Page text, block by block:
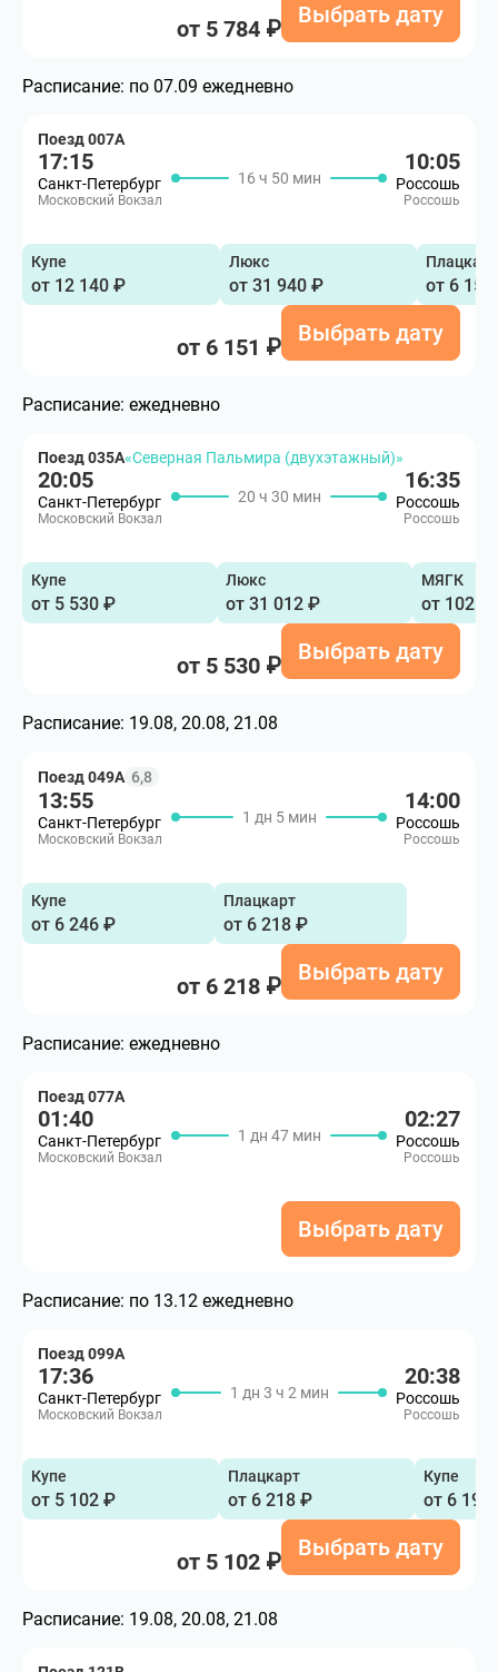
от 5 784 ₽
Выбрать дату
Расписание: по 07.09 ежедневно
Поезд 007А
17:15
Санкт-Петербург
Московский Вокзал
16 ч 50 мин
10:05
Россошь
Россошь
Купе
от 12 140 ₽
Люкс
от 31 940 ₽
Плацкарт
от 6
от 6 151 ₽
Выбрать дату
Расписание: ежедневно
Поезд 035А«Северная Пальмира (двухэтажный)»
20:05
Санкт-Петербург
Московский Вокзал
20 ч 30 мин
16:35
Россошь
Россошь
Купе
от 5 530 ₽
Люкс
от 31 012 ₽
МЯГК
от 102
от 5 530 ₽
Выбрать дату
Расписание: 19.08, 20.08, 21.08
Поезд 049А 6,8
13:55
Санкт-Петербург
Московский Вокзал
1 дн 5 мин
14:00
Россошь
Россошь
Купе
от 6 246 ₽
Плацкарт
от 6 218 ₽
от 6 218 ₽
Выбрать дату
Расписание: ежедневно
Поезд 077А
01:40
Санкт-Петербург
Московский Вокзал
1 дн 47 мин
02:27
Россошь
Россошь
Выбрать дату
Расписание: по 13.12 ежедневно
Поезд 099А
17:36
Санкт-Петербург
Московский Вокзал
1 дн 3 ч 2 мин
20:38
Россошь
Россошь
Купе
от 5 102 ₽
Плацкарт
от 6 218 ₽
Купе
от 6 190
от 5 102 ₽
Выбрать дату
Расписание: 19.08, 20.08, 21.08